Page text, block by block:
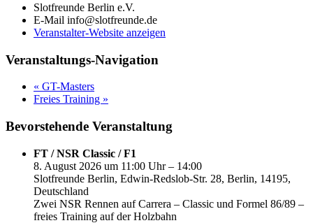
Slotfreunde Berlin e.V.
E-Mail info@slotfreunde.de
Veranstalter-Website anzeigen
Veranstaltungs-Navigation
« GT-Masters
Freies Training »
Bevorstehende Veranstaltung
FT / NSR Classic / F1
8. August 2026 um 11:00 Uhr – 14:00
Slotfreunde Berlin, Edwin-Redslob-Str. 28, Berlin, 14195,
Deutschland
Zwei NSR Rennen auf Carrera – Classic und Formel 86/89 –
freies Training auf der Holzbahn